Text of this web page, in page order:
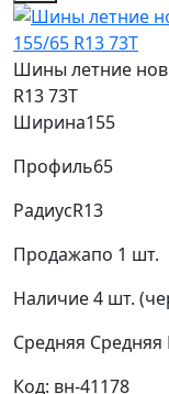
Шины летние
R13 73T
Ширина155
Профиль65
РадиусR13
Продажапо 1 шт.
Наличие4 шт.
Средняя Средняя
Код: вн-41178